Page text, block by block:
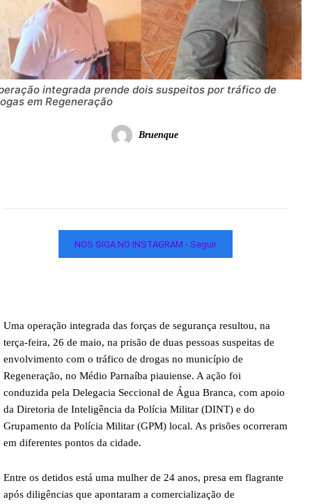
integrada prende dois suspeitos por tráfico de
em Regeneração
Bruenque
NOS SIGA NO INSTAGRAM - Seguir
Uma operação integrada das forças de segurança resultou, na
terça-feira, 26 de maio, na prisão de duas pessoas suspeitas de
envolvimento com o tráfico de drogas no município de
Regeneração, no Médio Parnaíba piauiense. A ação foi
conduzida pela Delegacia Seccional de Água Branca, com apoio
da Diretoria de Inteligência da Polícia Militar (DINT) e do
Grupamento da Polícia Militar (GPM) local. As prisões ocorreram
em diferentes pontos da cidade.
Entre os detidos está uma mulher de 24 anos, presa em flagrante
após diligências que apontaram a comercialização de